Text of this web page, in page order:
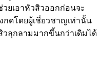
วยเอาหัวสิวออกก่อนจะ
กดโดยผู้เชี่ยวชาญเท่านั้น
วลุกลามมากขึ้นกว่าเดิมได้